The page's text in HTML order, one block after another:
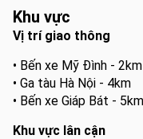
Khu vực
Vị trí giao thông
• Bến xe Mỹ Đình - 2km
• Ga tàu Hà Nội - 4km
• Bến xe Giáp Bát - 5km
Khu vực lân cận